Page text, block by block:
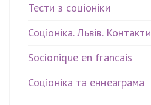
Тести з соціоніки
Соціоніка. Львів. Контакти
Socionique en francais
Соціоніка та еннеаграма